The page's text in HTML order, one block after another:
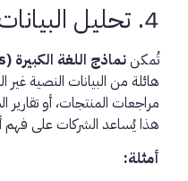
4. تحليل البيانات واستخلاص الرؤى
تُمكننماذج اللغة الكبيرة (LLMs)
هائلة من البيانات النصية غير
مراجعات المنتجات، أو
هذا يُساعد الشركات على فهم
أمثلة: